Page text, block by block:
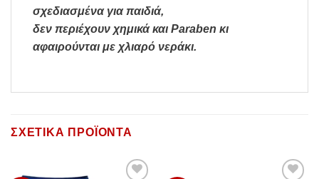
σχεδιασμένα για παιδιά,
δεν περιέχουν χημικά και Paraben κι
αφαιρούνται με χλιαρό νεράκι.
ΣΧΕΤΙΚΆ ΠΡΟΪΌΝΤΑ